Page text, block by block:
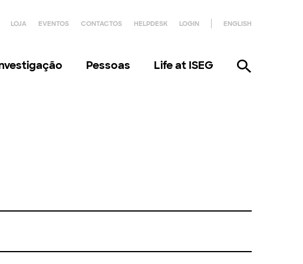
LOJA EVENTOS CONTACTOS HELPDESK LOGIN ENGLISH
Pessoas Life at ISEG